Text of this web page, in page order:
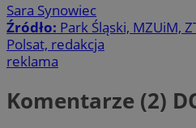
Sara Synowiec
Źródło: Park Śląski, MZUiM,
Polsat, redakcja
reklama
Komentarze (2)